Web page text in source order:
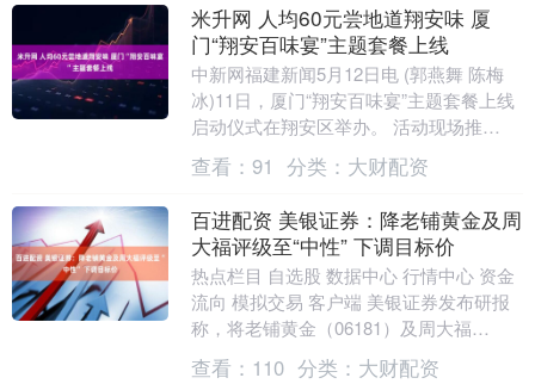
米升网 人均60元尝地道翔安味 厦
门“翔安百味宴”主题套餐上线
中新网福建新闻5月12日电 (郭燕舞 陈梅
冰)11日，厦门“翔安百味宴”主题套餐上线
启动仪式在翔安区举办。 活动现场推
出“翔安百味宴”主题套餐，该套餐由授权
名店....
查看： 91 分类： 大财配资
百进配资 美银证券：降老铺黄金及周
大福评级至“中性” 下调目标价
热点栏目 自选股 数据中心 行情中心 资金
流向 模拟交易 客户端 美银证券发布研报
称，将老铺黄金（06181）及周大福
（01929）的评级由“买入”下调至“中性....
查看： 110 分类： 大财配资